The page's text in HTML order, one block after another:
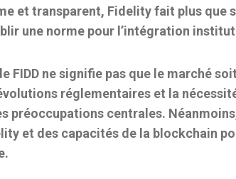
et transparent, Fidelity fait plus que
une norme pour l’intégration
FIDD ne signifie pas que le marché
réglementaires et la
préoccupations centrales.
et des capacités de la blockchain